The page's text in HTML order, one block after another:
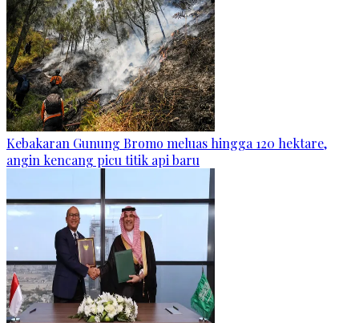
Kebakaran Gunung Bromo meluas hingga 120 hektare,
angin kencang picu titik api baru